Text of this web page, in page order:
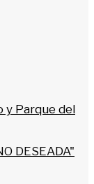
y Parque del
DESEADA"